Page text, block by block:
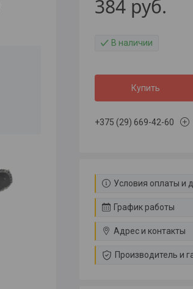
384 руб.
В наличии
Купить
+375 (29) 669-42-60
Условия оплаты и
График работы
Адрес и контакты
Производитель и